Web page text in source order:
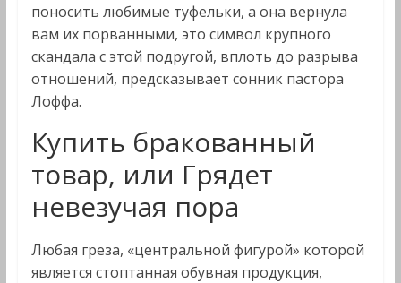
поносить любимые туфельки, а она вернула
вам их порванными, это символ крупного
скандала с этой подругой, вплоть до разрыва
отношений, предсказывает сонник пастора
Лоффа.
Купить бракованный
товар, или Грядет
невезучая пора
Любая греза, «центральной фигурой» которой
является стоптанная обувная продукция,